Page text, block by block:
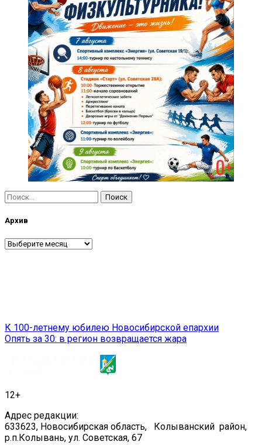
Найти:
Архив
Архив
Навигация
по
К 100-летнему юбилею Новосибирской епархии
Опять за 30: в регион возвращается жара
12+
Адрес редакции:
633623, Новосибирская область, Колыванский район,
р.п.Колывань, ул. Советская, 67